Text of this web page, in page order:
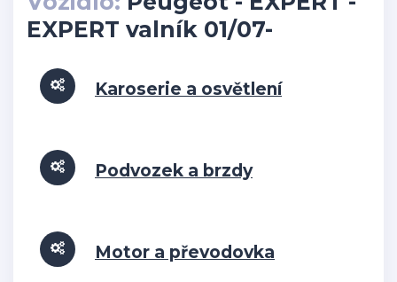
EXPERT valník 01/07-
Karoserie a osvětlení
Podvozek a brzdy
Motor a převodovka